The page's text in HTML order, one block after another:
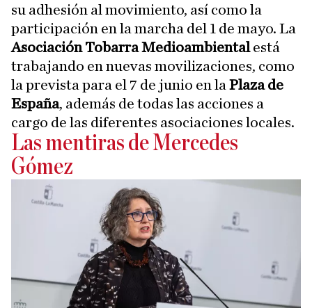
su adhesión al movimiento, así como la
participación en la marcha del 1 de mayo. La
Asociación Tobarra Medioambientalestá
trabajando en nuevas movilizaciones, como
la prevista para el 7 de junio en la Plaza de
España, además de todas las acciones a
cargo de las diferentes asociaciones locales.
Las mentiras de Mercedes
Gómez